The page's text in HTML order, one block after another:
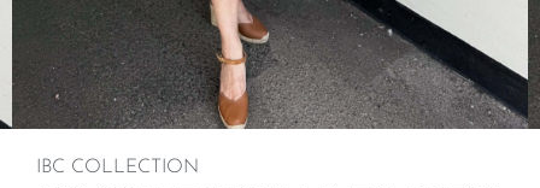
IBC COLLECTION